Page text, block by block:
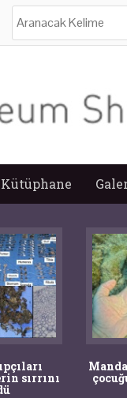
Kütüphane
sırrını